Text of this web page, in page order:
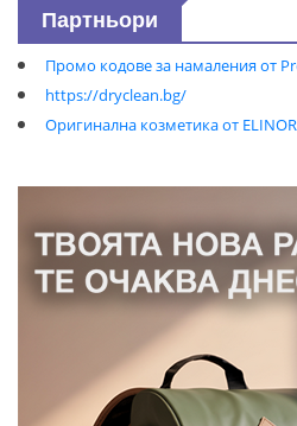
Партньори
Промо кодове за намаления от
https://dryclean.bg/
Оригинална козметика от